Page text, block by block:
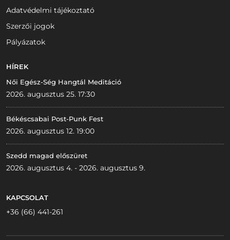
Adatvédelmi tájékoztató
Szerzői jogok
Pályázatok
HÍREK
Női Egész-Ség Hangtál Meditáció
2026. augusztus 25. 17:30
Békéscsabai Post-Punk Fest
2026. augusztus 12. 19:00
Szedd magad előszüret
2026. augusztus 4. - 2026. augusztus 9.
KAPCSOLAT
+36 (66) 441-261